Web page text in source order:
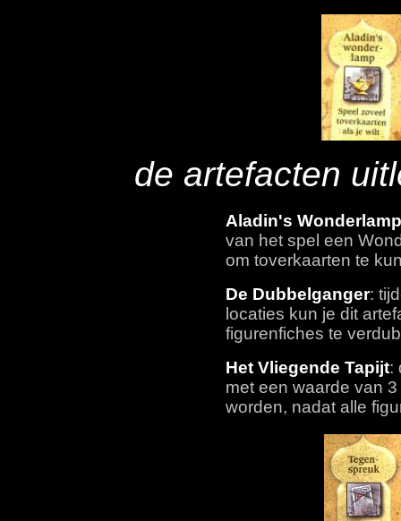
de artefacten
Aladin's Wonderlamp
van het spel een
om toverkaarten te
De Dubbelganger:
locaties kun je dit
figurenfiches te
Het Vliegende Tapijt:
met een waarde van
worden, nadat alle